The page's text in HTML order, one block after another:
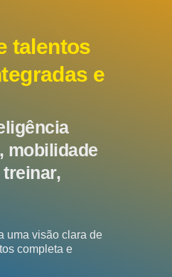
talentos
e
mobilidade
uma visão clara de
completa e